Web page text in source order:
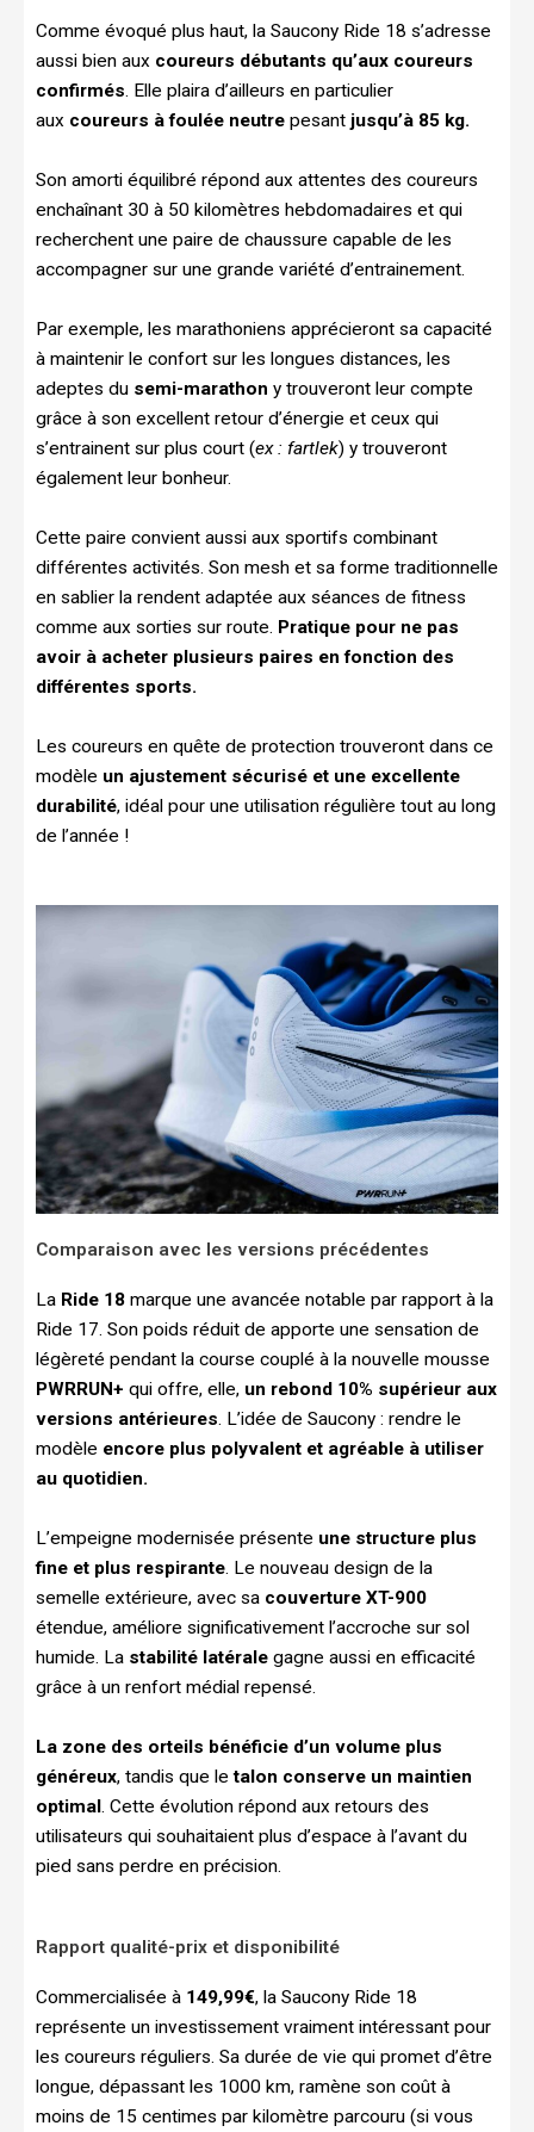
Comme évoqué plus haut, la Saucony Ride 18 s’adresse
aussi bien aux coureurs débutants qu’aux coureurs
confirmés. Elle plaira d’ailleurs en particulier
aux coureurs à foulée neutre pesant jusqu’à 85 kg.
Son amorti équilibré répond aux attentes des coureurs
enchaînant 30 à 50 kilomètres hebdomadaires et qui
recherchent une paire de chaussure capable de les
accompagner sur une grande variété d’entrainement.
Par exemple, les marathoniens apprécieront sa capacité
à maintenir le confort sur les longues distances, les
adeptes du semi-marathon y trouveront leur compte
grâce à son excellent retour d’énergie et ceux qui
s’entrainent sur plus court (ex : fartlek) y trouveront
également leur bonheur.
Cette paire convient aussi aux sportifs combinant
différentes activités. Son mesh et sa forme traditionnelle
en sablier la rendent adaptée aux séances de fitness
comme aux sorties sur route. Pratique pour ne pas
avoir à acheter plusieurs paires en fonction des
différentes sports.
Les coureurs en quête de protection trouveront dans ce
modèle un ajustement sécurisé et une excellente
durabilité, idéal pour une utilisation régulière tout au long
de l’année !
Comparaison avec les versions précédentes
La Ride 18 marque une avancée notable par rapport à la
Ride 17. Son poids réduit de apporte une sensation de
légèreté pendant la course couplé à la nouvelle mousse
PWRRUN+ qui offre, elle, un rebond 10% supérieur aux
versions antérieures. L’idée de Saucony : rendre le
modèle encore plus polyvalent et agréable à utiliser
au quotidien.
L’empeigne modernisée présente une structure plus
fine et plus respirante. Le nouveau design de la
semelle extérieure, avec sa couverture XT-900
étendue, améliore significativement l’accroche sur sol
humide. La stabilité latérale gagne aussi en efficacité
grâce à un renfort médial repensé.
La zone des orteils bénéficie d’un volume plus
généreux, tandis que letalon conserve un maintien
optimal. Cette évolution répond aux retours des
utilisateurs qui souhaitaient plus d’espace à l’avant du
pied sans perdre en précision.
Rapport qualité-prix et disponibilité
Commercialisée à 149,99€, la Saucony Ride 18
représente un investissement vraiment intéressant pour
les coureurs réguliers. Sa durée de vie qui promet d’être
longue, dépassant les 1000 km, ramène son coût à
moins de 15 centimes par kilomètre parcouru (si vous